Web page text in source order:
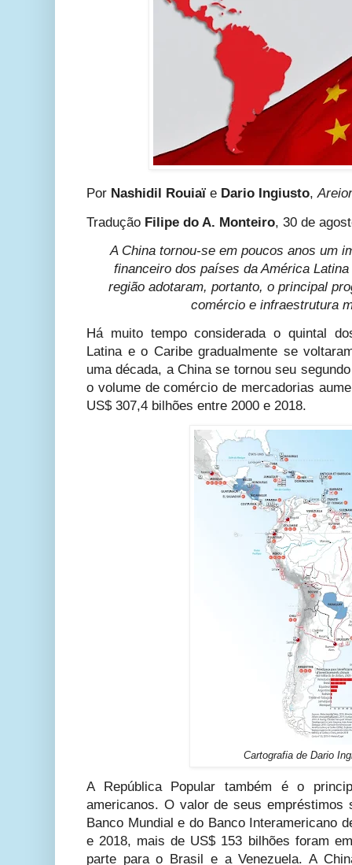
Por Nashidil Rouiaï e Dario Ingiusto,
Tradução Filipe do A. Monteiro, 30 de
A China tornou-se em poucos anos um
financeiro dos países da América
região adotaram, portanto, o principal
comércio e infraestrutura
Há muito tempo considerada o quintal
Latina e o Caribe gradualmente se
uma década, a China se tornou seu
o volume de comércio de mercadorias
US$ 307,4 bilhões entre 2000 e 2018.
Cartografia de Dario
A República Popular também é o
americanos. O valor de seus empréstimos
Banco Mundial e do Banco Interamericano
e 2018, mais de US$ 153 bilhões foram
parte para o Brasil e a Venezuela. A